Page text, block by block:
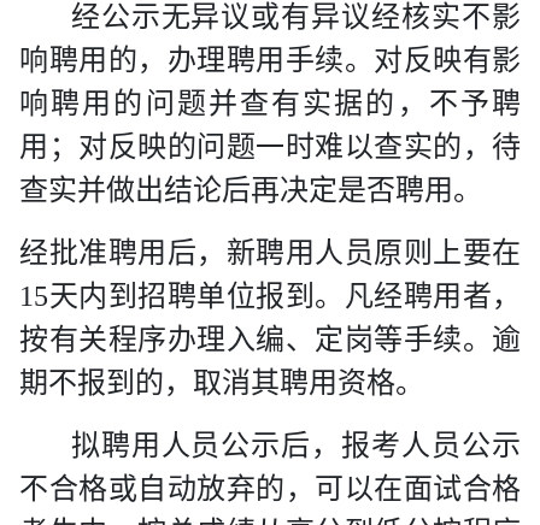
经公示无异议或有异议经核实不影
响聘用的，办理聘用手续。对反映有影
响聘用的问题并查有实据的，不予聘
用；对反映的问题一时难以查实的，待
查实并做出结论后再决定是否聘用。
经批准聘用后，新聘用人员原则上要在
15天内到招聘单位报到。凡经聘用者，
按有关程序办理入编、定岗等手续。逾
期不报到的，取消其聘用资格。
拟聘用人员公示后，报考人员公示
不合格或自动放弃的，可以在面试合格